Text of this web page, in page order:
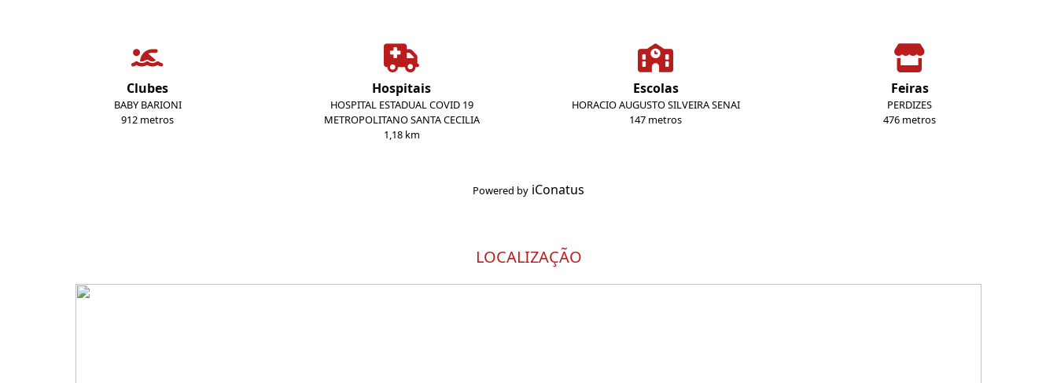
Clubes
BABY BARIONI
912 metros
Hospitais
HOSPITAL ESTADUAL COVID 19
METROPOLITANO SANTA CECILIA
1,18 km
Escolas
HORACIO AUGUSTO SILVEIRA SENAI
147 metros
Feiras
PERDIZES
476 metros
Powered by iConatus
LOCALIZAÇÃO